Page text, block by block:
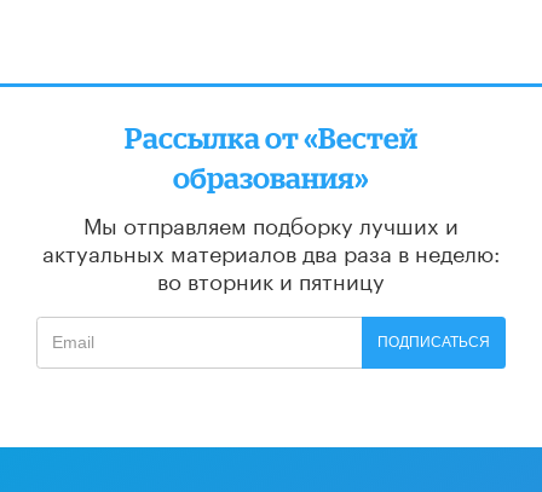
Рассылка от «Вестей
образования»
Мы отправляем подборку лучших и
актуальных материалов два раза в неделю:
во вторник и пятницу
ПОДПИСАТЬСЯ